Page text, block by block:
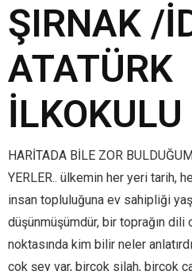
ŞIRNAK /
ATATÜRK
İLKOKULU
HARİTADA BİLE ZOR
YERLER.. ülkemin her yeri tarih,
insan topluluğuna ev sahipliği
düşünmüşümdür, bir toprağın dili
noktasında kim bilir neler
çok şey var, birçok silah, birçok